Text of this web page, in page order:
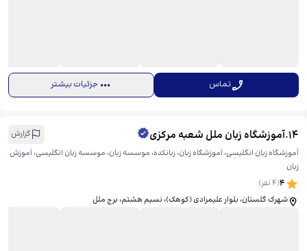
تماس جزئیات بیشتر
14
.آموزشگاه زبان ملل شعبه مرکزی
گزارش
آموزشگاه زبان انگلیسی، آموزشگاه زبان، زبانکده، موسسه زبان، موسسه زبان انگلیسی، آموزش
زبان
4
(
4نفر)
شهرک گلستان، بلوار علیمرادی (کوهک)، نسیم هشتم، برج ملل